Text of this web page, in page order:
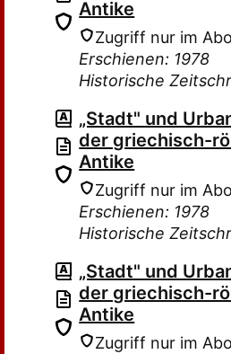
Antike
Zugriff nur im
Erschienen: 1978
Historische
„Stadt" und
der griechisch-
Antike
Zugriff nur im
Erschienen: 1978
Historische
„Stadt" und
der griechisch-
Antike
Zugriff nur im